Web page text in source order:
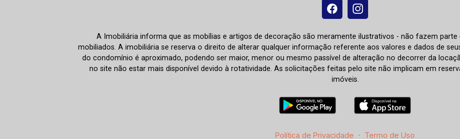
A Imobiliária informa que as mobílias e artigos de decoração são meramente ilustrativos - não fazem
mobiliados. A imobiliária se reserva o direito de alterar qualquer informação referente aos valores e dados de
do condomínio é aproximado, podendo ser maior, menor ou mesmo passível de alteração no decorrer da
no site não estar mais disponível devido à rotatividade. As solicitações feitas pelo site não implicam em
imóveis.
Política de Privacidade - Termo de Uso